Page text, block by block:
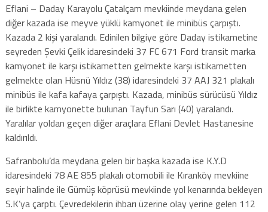
Eflani – Daday Karayolu Çatalçam mevkiinde meydana gelen
diğer kazada ise meyve yüklü kamyonet ile minibüs çarpıştı.
Kazada 2 kişi yaralandı. Edinilen bilgiye göre Daday istikametine
seyreden Şevki Çelik idaresindeki 37 FC 671 Ford transit marka
kamyonet ile karşı istikametten gelmekte karşı istikametten
gelmekte olan Hüsnü Yıldız (38) idaresindeki 37 AAJ 321 plakalı
minibüs ile kafa kafaya çarpıştı. Kazada, minibüs sürücüsü Yıldız
ile birlikte kamyonette bulunan Tayfun Sarı (40) yaralandı.
Yaralılar yoldan geçen diğer araçlara Eflani Devlet Hastanesine
kaldırıldı.
Safranbolu’da meydana gelen bir başka kazada ise K.Y.D
idaresindeki 78 AE 855 plakalı otomobili ile Kıranköy mevkiine
seyir halinde ile Gümüş köprüsü mevkiinde yol kenarında bekleyen
S.K’ya çarptı. Çevredekilerin ihbarı üzerine olay yerine gelen 112